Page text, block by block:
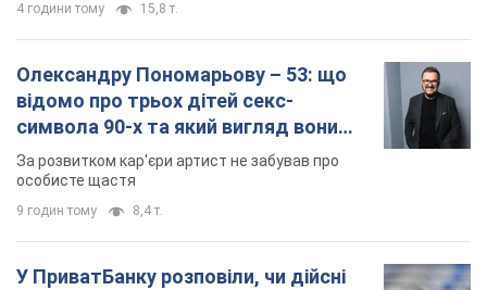
4 години тому 15,8 т.
Олександру Пономарьову – 53: що
відомо про трьох дітей секс-
символа 90-х та який вигляд вони
мають
За розвитком кар'єри артист не забував про
особисте щастя
9 годин тому 8,4 т.
У ПриватБанку розповіли, чи дійсні